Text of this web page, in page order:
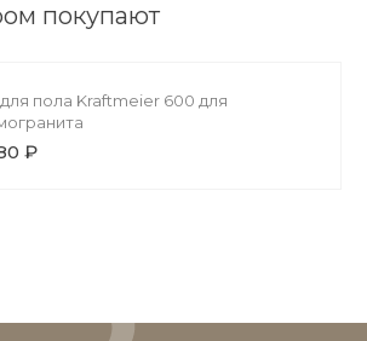
покупают
пола Kraftmeier 600 для
₽